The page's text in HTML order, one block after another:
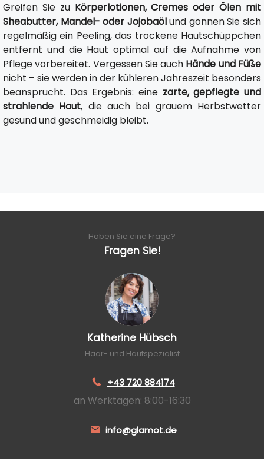
Greifen Sie zu Körperlotionen, Cremes oder Ölen mit
Sheabutter, Mandel- oder Jojobaölund gönnen Sie sich
regelmäßig ein Peeling, das trockene Hautschüppchen
entfernt und die Haut optimal auf die Aufnahme von
Pflege vorbereitet. Vergessen Sie auch Hände und Füße
nicht – sie werden in der kühleren Jahreszeit besonders
beansprucht. Das Ergebnis: eine zarte, gepflegte und
strahlende Haut, die auch bei grauem Herbstwetter
gesund und geschmeidig bleibt.
Haben Sie eine Frage?
Fragen Sie!
Katherine Hübsch
Haar- und Hautspezialist
+43 720 884174
an Werktagen: 8:00-16:30
info@glamot.de